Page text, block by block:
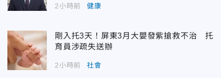
2小時前 健康
剛入托3天！屏東3月大嬰發紫搶救不治 托
育員涉疏失送辦
2小時前 社會